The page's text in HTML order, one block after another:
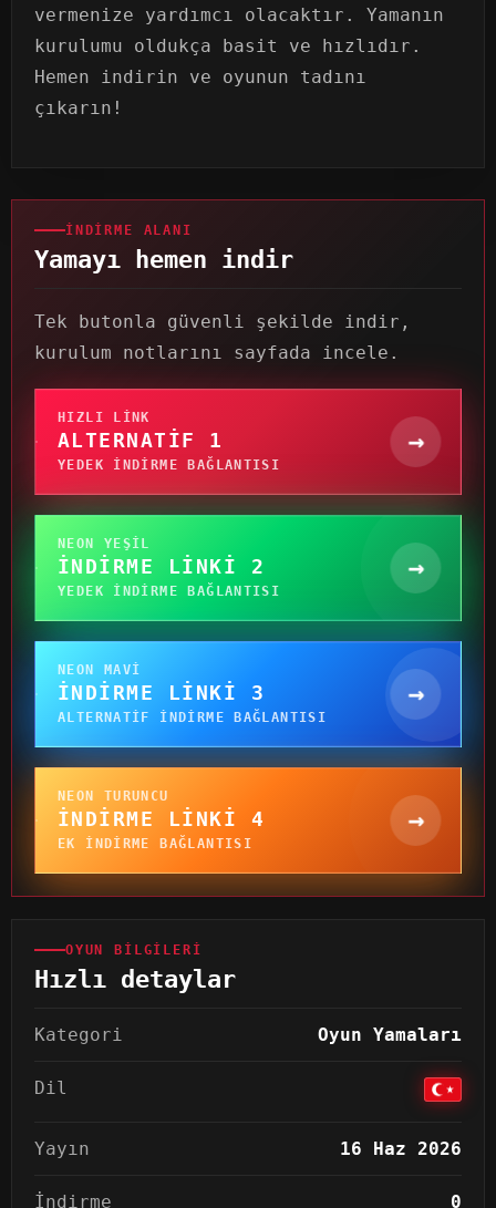
vermenize yardımcı olacaktır. Yamanın
kurulumu oldukça basit ve hızlıdır.
Hemen indirin ve oyunun tadını
çıkarın!
İNDIRME ALANI
Yamayı hemen indir
Tek butonla güvenli şekilde indir,
kurulum notlarını sayfada incele.
HIZLI LINK
ALTERNATIF 1
YEDEK INDIRME BAĞLANTISI
→
NEON YEŞIL
İNDIRME LINKI 2
YEDEK INDIRME BAĞLANTISI
→
NEON MAVI
İNDIRME LINKI 3
ALTERNATIF INDIRME BAĞLANTISI
→
NEON TURUNCU
İNDIRME LINKI 4
EK INDIRME BAĞLANTISI
→
OYUN BILGILERI
Hızlı detaylar
Kategori Oyun Yamaları
Dil
Yayın 16 Haz 2026
İndirme 0